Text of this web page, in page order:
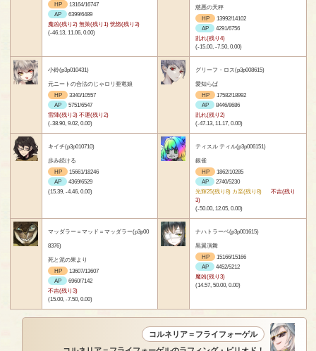
HP
13164/16747
AP
6399/6489
魔凶(残り2) 無策(残り1) 恍惚(残り3)
(-46.13, 11.06, 0.00)
慈悪の天秤
HP
13992/14102
AP
4291/6756
乱れ(残り4)
(-15.00, -7.50, 0.00)
小鈴(p3p010431)
元ニートの合法のじゃロリ亜竜娘
HP
3340/10557
AP
5751/6547
雷陣(残り3) 不運(残り2)
(-38.90, 9.02, 0.00)
グリーフ・ロス(p3p008615)
愛知らば
HP
17582/18992
AP
8446/8686
乱れ(残り2)
(-47.13, 11.17, 0.00)
キイチ(p3p010710)
歩み続ける
HP
15661/18246
AP
4369/6529
(15.39, -4.46, 0.00)
ティスル ティル(p3p006151)
銀雀
HP
1862/10285
AP
2740/5230
光輝25(残り8) カ至(残り8)
不吉(残り
3)
(-50.00, 12.05, 0.00)
マッダラー＝マッド＝マッダラー(p3p00
8376)
死と泥の果より
HP
13607/13607
AP
6960/7142
不吉(残り3)
(15.00, -7.50, 0.00)
ナハトラーベ(p3p001615)
黒翼演舞
HP
15166/15166
AP
4452/5212
魔凶(残り3)
(14.57, 50.00, 0.00)
コルネリア＝フライフォーゲル